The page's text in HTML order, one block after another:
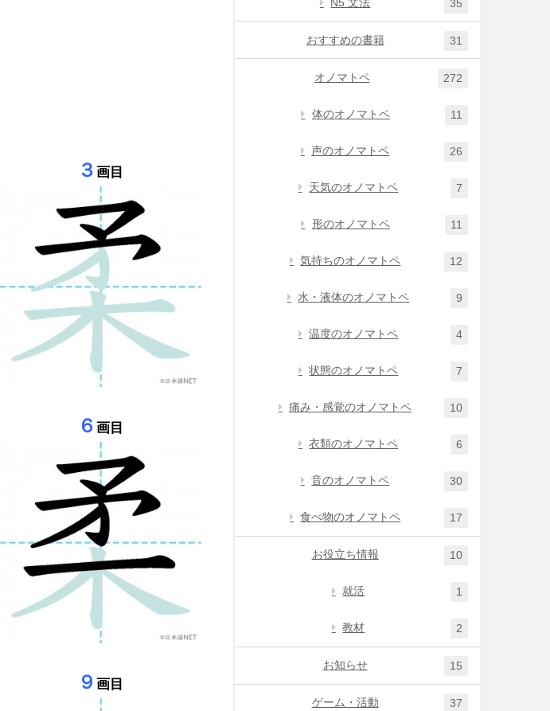
３画目
６画目
９画目
35
おすすめの書籍 31
オノマトペ 272
体のオノマトペ 11
声のオノマトペ 26
天気のオノマトペ 7
形のオノマトペ 11
気持ちのオノマトペ 12
水・液体のオノマトペ 9
温度のオノマトペ 4
状態のオノマトペ 7
痛み・感覚のオノマトペ 10
衣類のオノマトペ 6
音のオノマトペ 30
食べ物のオノマトペ 17
お役立ち情報 10
就活 1
教材 2
お知らせ 15
ゲーム・活動 37